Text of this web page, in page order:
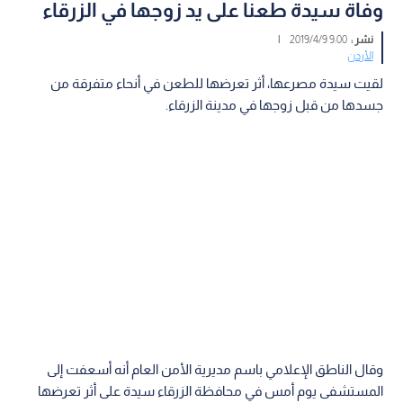
وفاة سيدة طعنا على يد زوجها في الزرقاء
نشر :9:00 2019/4/9
|
الأردن
لقيت سيدة مصرعها، أثر تعرضها للطعن في أنحاء متفرقة من
جسدها من قبل زوجها في مدينة الزرقاء.
وقال الناطق الإعلامي باسم مديرية الأمن العام أنه أسعفت إلى
المستشفى يوم أمس في محافظة الزرقاء سيدة على أثر تعرضها